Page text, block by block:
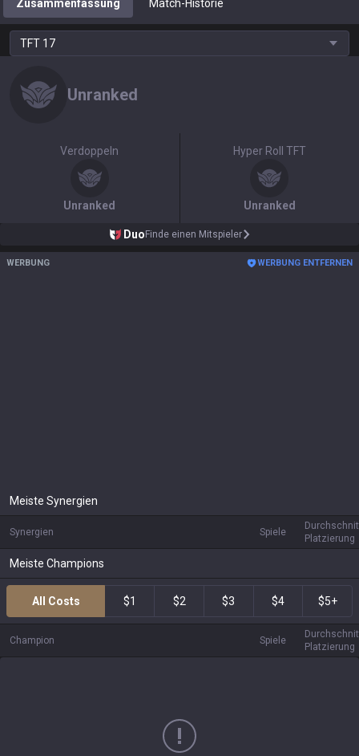
Zusammenfassung Match-Historie
TFT 17
Unranked
Verdoppeln
Unranked
Hyper Roll TFT
Unranked
Duo Finde einen Mitspieler
WERBUNG WERBUNG ENTFERNEN
Meiste Synergien
Synergien Spiele
Platzierung
Meiste Champions
All Costs $1 $2 $3 $4 $5+
Champion Spiele
Platzierung